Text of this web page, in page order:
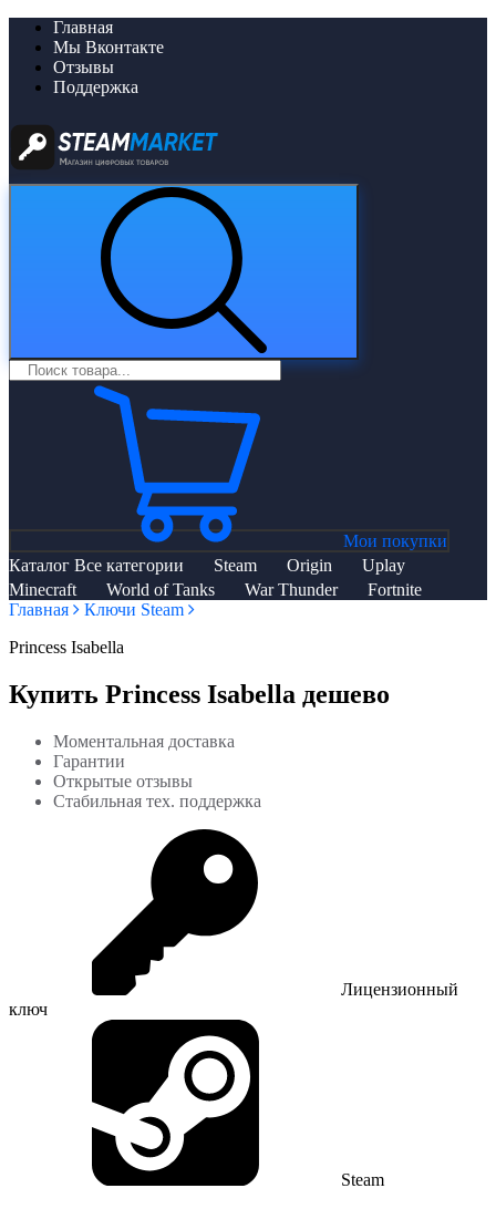
Главная
Мы Вконтакте
Отзывы
Поддержка
Мои покупки
Каталог Все категории Steam Origin
Uplay
Minecraft
World of Tanks War Thunder
Fortnite
Главная
Ключи Steam
Princess Isabella
Купить Princess Isabella дешево
Моментальная доставка
Гарантии
Открытые отзывы
Стабильная тех. поддержка
Лицензионный
ключ
Steam